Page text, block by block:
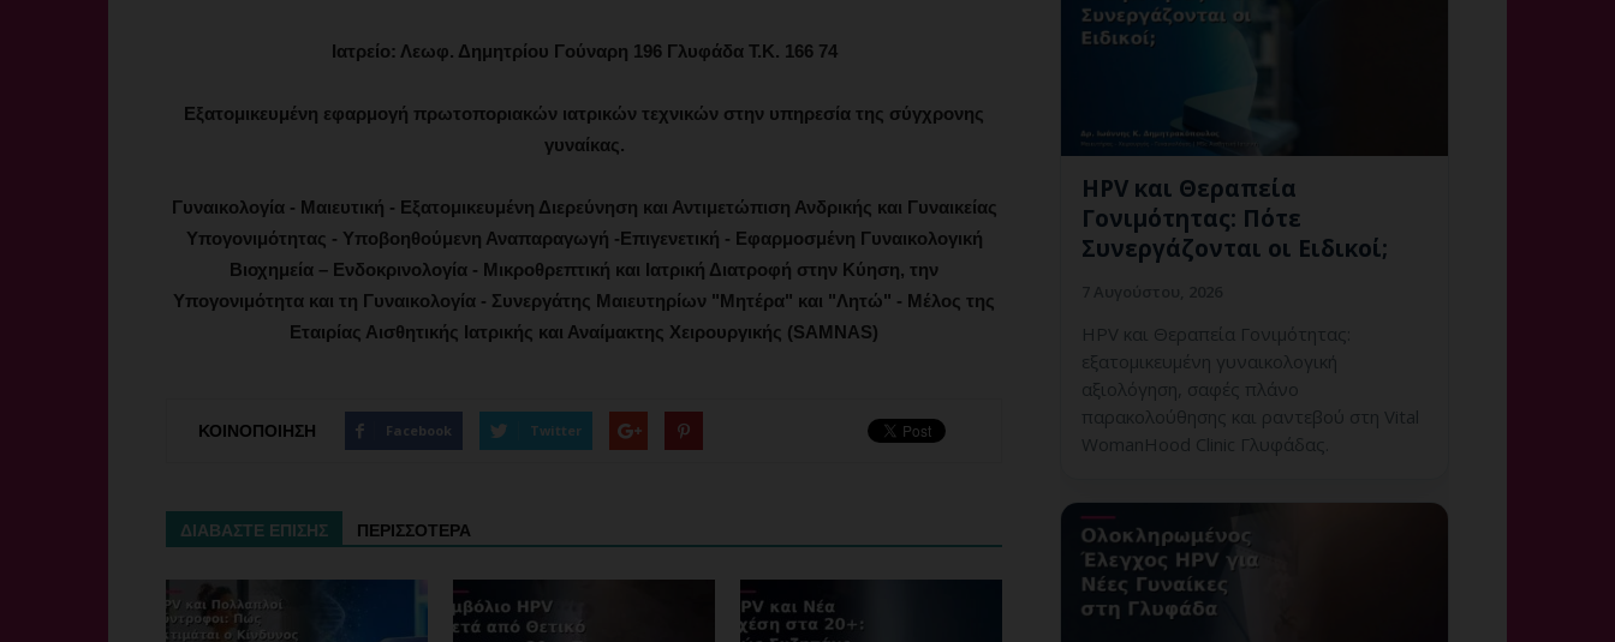
Ιατρείο: Λεωφ. Δημητρίου Γούναρη 196 Γλυφάδα Τ.Κ. 166 74
Εξατομικευμένη εφαρμογή πρωτοποριακών ιατρικών τεχνικών στην υπηρεσία της σύγχρονης
γυναίκας.
Γυναικολογία - Μαιευτική - Εξατομικευμένη Διερεύνηση και Αντιμετώπιση Ανδρικής και Γυναικείας
Υπογονιμότητας - Υποβοηθούμενη Αναπαραγωγή -Επιγενετική - Εφαρμοσμένη Γυναικολογική
Βιοχημεία – Ενδοκρινολογία - Μικροθρεπτική και Ιατρική Διατροφή στην Κύηση, την
Υπογονιμότητα και τη Γυναικολογία - Συνεργάτης Μαιευτηρίων "Μητέρα" και "Λητώ" - Μέλος της
Εταιρίας Αισθητικής Ιατρικής και Αναίμακτης Χειρουργικής (SAMNAS)
ΚΟΙΝΟΠΟΙΗΣΗ Facebook Twitter
ΔΙΑΒΑΣΤΕ ΕΠΙΣΗΣ ΠΕΡΙΣΣΟΤΕΡΑ
HPV και Θεραπεία
Γονιμότητας: Πότε
Συνεργάζονται οι Ειδικοί;
HPV και Θεραπεία Γονιμότητας:
εξατομικευμένη γυναικολογική
αξιολόγηση, σαφές πλάνο
παρακολούθησης και ραντεβού στη Vital
WomanHood Clinic Γλυφάδας.